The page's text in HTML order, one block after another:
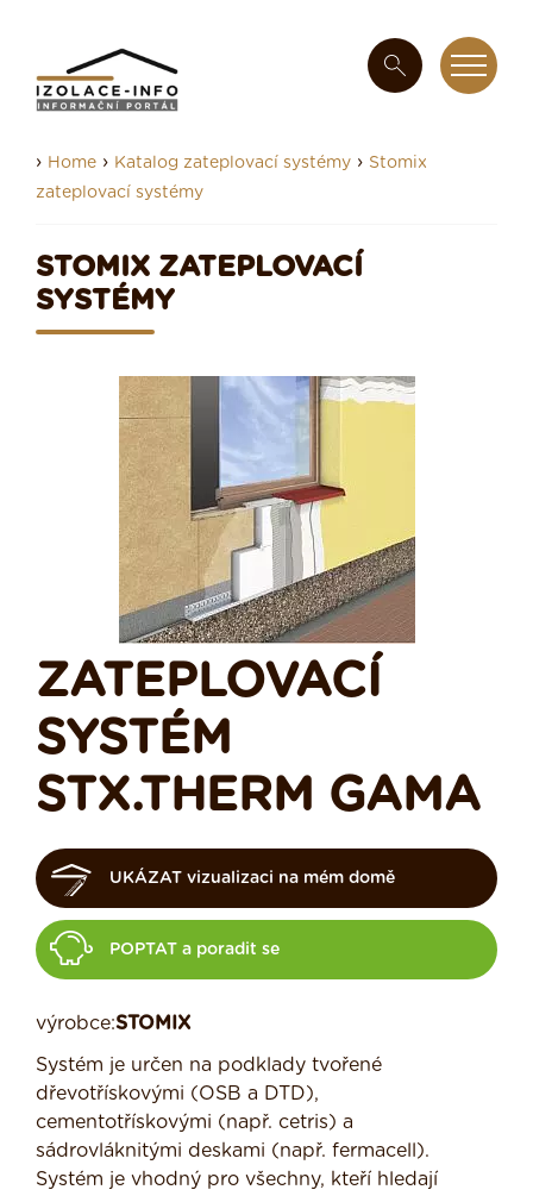
› Home › Katalog zateplovací systémy › Stomix
zateplovací systémy
STOMIX ZATEPLOVACÍ
SYSTÉMY
ZATEPLOVACÍ
SYSTÉM
STX.THERM GAMA
UKÁZAT vizualizaci na mém domě
POPTAT a poradit se
výrobce:STOMIX
Systém je určen na podklady tvořené
dřevotřískovými (OSB a DTD),
cementotřískovými (např. cetris) a
sádrovláknitými deskami (např. fermacell).
Systém je vhodný pro všechny, kteří hledají